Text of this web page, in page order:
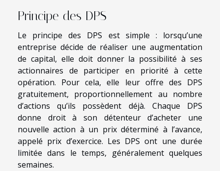
Principe des DPS
Le principe des DPS est simple : lorsqu’une
entreprise décide de réaliser une augmentation
de capital, elle doit donner la possibilité à ses
actionnaires de participer en priorité à cette
opération. Pour cela, elle leur offre des DPS
gratuitement, proportionnellement au nombre
d’actions qu’ils possèdent déjà. Chaque DPS
donne droit à son détenteur d’acheter une
nouvelle action à un prix déterminé à l’avance,
appelé prix d’exercice. Les DPS ont une durée
limitée dans le temps, généralement quelques
semaines.